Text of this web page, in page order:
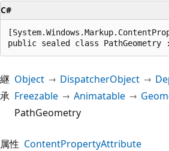
C#
public sealed class PathGeometry :
継
承
Object DispatcherObject
Freezable
Animatable
PathGeometry
属性 ContentPropertyAttribute